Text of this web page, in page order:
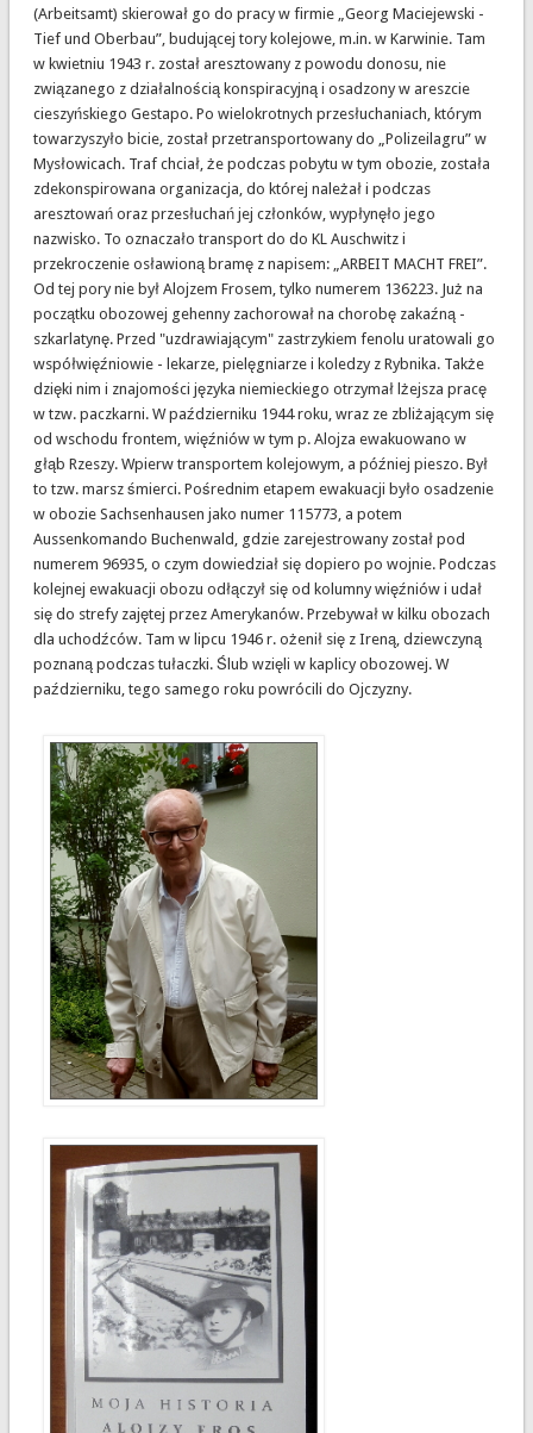
(Arbeitsamt) skierował go do pracy w firmie „Georg Maciejewski -
Tief und Oberbau”, budującej tory kolejowe, m.in. w Karwinie. Tam
w kwietniu 1943 r. został aresztowany z powodu donosu, nie
związanego z działalnością konspiracyjną i osadzony w areszcie
cieszyńskiego Gestapo. Po wielokrotnych przesłuchaniach, którym
towarzyszyło bicie, został przetransportowany do „Polizeilagru” w
Mysłowicach. Traf chciał, że podczas pobytu w tym obozie, została
zdekonspirowana organizacja, do której należał i podczas
aresztowań oraz przesłuchań jej członków, wypłynęło jego
nazwisko. To oznaczało transport do do KL Auschwitz i
przekroczenie osławioną bramę z napisem: „ARBEIT MACHT FREI”.
Od tej pory nie był Alojzem Frosem, tylko numerem 136223. Już na
początku obozowej gehenny zachorował na chorobę zakaźną -
szkarlatynę. Przed "uzdrawiającym" zastrzykiem fenolu uratowali go
współwięźniowie - lekarze, pielęgniarze i koledzy z Rybnika. Także
dzięki nim i znajomości języka niemieckiego otrzymał lżejsza pracę
w tzw. paczkarni. W październiku 1944 roku, wraz ze zbliżającym się
od wschodu frontem, więźniów w tym p. Alojza ewakuowano w
głąb Rzeszy. Wpierw transportem kolejowym, a później pieszo. Był
to tzw. marsz śmierci. Pośrednim etapem ewakuacji było osadzenie
w obozie Sachsenhausen jako numer 115773, a potem
Aussenkomando Buchenwald, gdzie zarejestrowany został pod
numerem 96935, o czym dowiedział się dopiero po wojnie. Podczas
kolejnej ewakuacji obozu odłączył się od kolumny więźniów i udał
się do strefy zajętej przez Amerykanów. Przebywał w kilku obozach
dla uchodźców. Tam w lipcu 1946 r. ożenił się z Ireną, dziewczyną
poznaną podczas tułaczki. Ślub wzięli w kaplicy obozowej. W
październiku, tego samego roku powrócili do Ojczyzny.